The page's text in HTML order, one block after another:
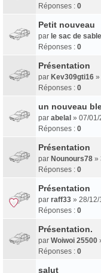
Réponses : 0
Petit nouveau
par le sac de sable
Réponses : 0
Présentation
par Kev309gti16 »
Réponses : 0
un nouveau
par abelal » 07/
Réponses : 0
Présentation
par Nounours78 »
Réponses : 0
Présentation
par raff33 » 28/
Réponses : 0
Présentation.
par Woiwoi 25500
Réponses : 0
salut